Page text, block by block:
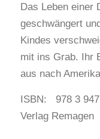
Das Leben einer
geschwängert
Kindes
mit ins Grab. Ihr
aus nach
ISBN: 978 3
Verlag Remagen